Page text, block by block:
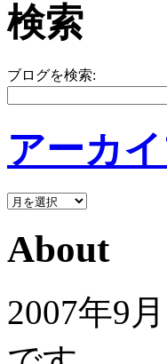
検索
ブログを検索:
アーカ
About
2007年9